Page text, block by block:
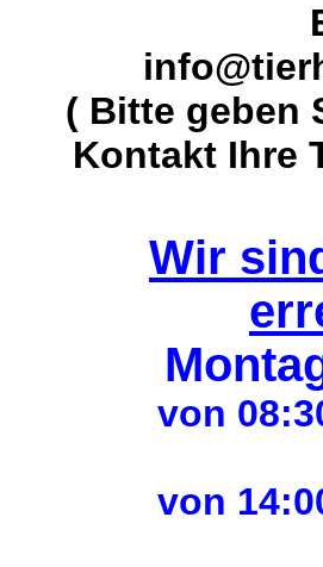
( Bitte geben
Kontakt Ihre
Wir
von
von